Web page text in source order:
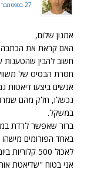
27 בספטמבר 2012 בשעה 17:14
אמנון שלום,
האם קראת את הכתבה
חשוב להבין
חסרת הבסיס של
נכשלו, חלק מהם
במשקל.
ברור שאפשר לרדת במשקל
באחד הפורומים
לאכול 500 קלוריות ביום ולאכול מסטיק אורביט לפני כל ארוחה.